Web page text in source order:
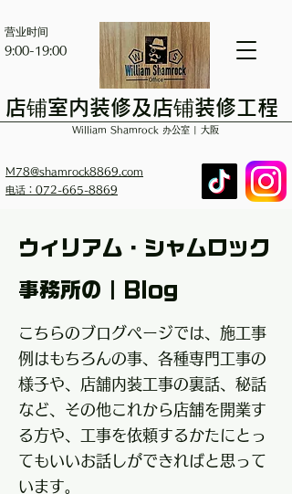
营业时间
9:00-19:00
店铺室内装修及店铺装修工程
William Shamrock 办公室 | 大阪
M78@shamrock8869.com
电话：072-665-8869
ウィリアム・シャムロック
事務所の｜Blog
こちらのブログページでは、施工事
例はもちろんの事、各種専門工事の
様子や、店舗内装工事の裏話、秘話
など、その他これから店舗を開業す
る方や、工事を依頼するかたにとっ
てもいいお話しができればと思って
います。